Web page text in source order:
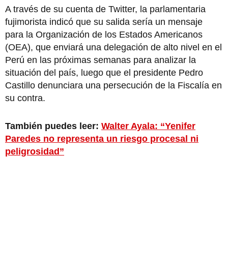
A través de su cuenta de Twitter, la parlamentaria
fujimorista indicó que su salida sería un mensaje
para la Organización de los Estados Americanos
(OEA), que enviará una delegación de alto nivel en el
Perú en las próximas semanas para analizar la
situación del país, luego que el presidente Pedro
Castillo denunciara una persecución de la Fiscalía en
su contra.
También puedes leer: Walter Ayala: “Yenifer
Paredes no representa un riesgo procesal ni
peligrosidad”